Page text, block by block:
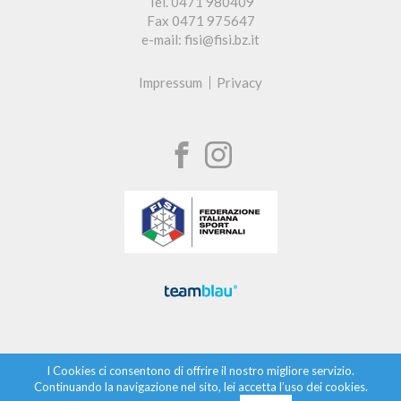
Fax 0471 975647
e-mail: fisi@fisi.bz.it
Impressum Privacy
I Cookies ci consentono di offrire il nostro migliore servizio.
Continuando la navigazione nel sito, lei accetta l’uso dei cookies.